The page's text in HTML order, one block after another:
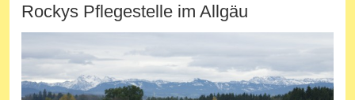
Rockys Pflegestelle im Allgäu